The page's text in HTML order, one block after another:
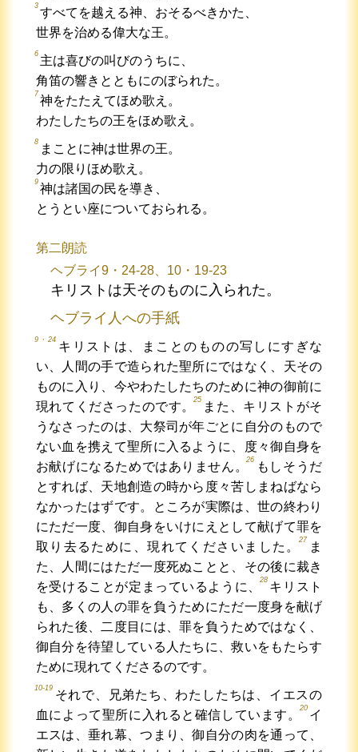
3
すべてを越える神、おそるべきかた、
世界を治める偉大な王。
6
主は喜びの叫びのうちに、
角笛の響きとともにのぼられた。
7
神をたたえてほめ歌え。
わたしたちの王をほめ歌え。
8
まことに神は世界の王。
力の限りほめ歌え。
9
神は諸国の民を導き、
とうとい座についておられる。
第二朗読
ヘブライ9・24-28、10・19-23
キリストは天そのものに入られた。
ヘブライ人への手紙
9・24
キリストは、まことのものの写しにすぎな
い、人間の手で造られた聖所にではなく、天その
ものに入り、今やわたしたちのために神の御前に
現れてくださったのです。
25
また、キリストがそ
うなさったのは、大祭司が年ごとに自分のもので
ない血を携えて聖所に入るように、度々御自身を
お献げになるためではありません。
26
もしそうだ
とすれば、天地創造の時から度々苦しまねばなら
なかったはずです。ところが実際は、世の終わり
にただ一度、御自身をいけにえとして献げて罪を
取り去るために、現れてくださいました。
27
ま
た、人間にはただ一度死ぬことと、その後に裁き
を受けることが定まっているように、
28
キリスト
も、多くの人の罪を負うためにただ一度身を献げ
られた後、二度目には、罪を負うためではなく、
御自分を待望している人たちに、救いをもたらす
ために現れてくださるのです。
10-19
それで、兄弟たち、わたしたちは、イエスの
血によって聖所に入れると確信しています。
20
イ
エスは、垂れ幕、つまり、御自分の肉を通って、